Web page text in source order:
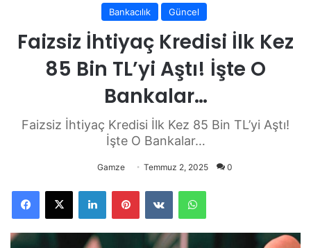
Bankacılık Güncel
Faizsiz İhtiyaç Kredisi İlk Kez
85 Bin TL’yi Aştı! İşte O
Bankalar…
Faizsiz İhtiyaç Kredisi İlk Kez 85 Bin TL’yi Aştı!
İşte O Bankalar…
Gamze Temmuz 2, 2025 0